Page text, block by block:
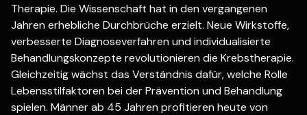
Therapie. Die Wissenschaft hat in den vergangenen
Jahren erhebliche Durchbrüche erzielt. Neue Wirkstoffe,
verbesserte Diagnoseverfahren und individualisierte
Behandlungskonzepte revolutionieren die Krebstherapie.
Gleichzeitig wächst das Verständnis dafür, welche Rolle
Lebensstilfaktoren bei der Prävention und Behandlung
spielen. Männer ab 45 Jahren profitieren heute von